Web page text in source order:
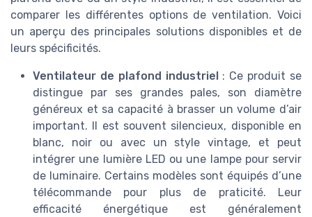
comparer les différentes options de ventilation. Voici
un aperçu des principales solutions disponibles et de
leurs spécificités.
Ventilateur de plafond industriel: Ce produit se
distingue par ses grandes pales, son diamètre
généreux et sa capacité à brasser un volume d’air
important. Il est souvent silencieux, disponible en
blanc, noir ou avec un style vintage, et peut
intégrer une lumière LED ou une lampe pour servir
de luminaire. Certains modèles sont équipés d’une
télécommande pour plus de praticité. Leur
efficacité énergétique est généralement